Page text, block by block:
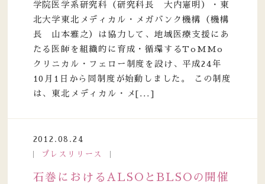
学院医学系研究科（研究科長 大内憲明）・東
北大学東北メディカル・メガバンク機構（機構
長 山本雅之）は協力して、地域医療支援にあ
たる医師を組織的に育成・循環するToMMo
クリニカル・フェロー制度を設け、平成24年
10月1日から同制度が始動しました。 この制度
は、東北メディカル・メ[...]
2012.08.24
プレスリリース
石巻におけるALSOとBLSOの開催